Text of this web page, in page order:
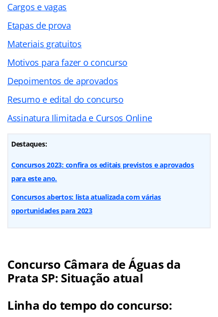
Cargos e vagas
Etapas de prova
Materiais gratuitos
Motivos para fazer o concurso
Depoimentos de aprovados
Resumo e edital do concurso
Assinatura Ilimitada e Cursos Online
Destaques:
Concursos 2023: confira os editais previstos e aprovados
para este ano.
Concursos abertos: lista atualizada com várias
oportunidades para 2023
Concurso Câmara de Águas da
Prata SP: Situação atual
Linha do tempo do concurso: